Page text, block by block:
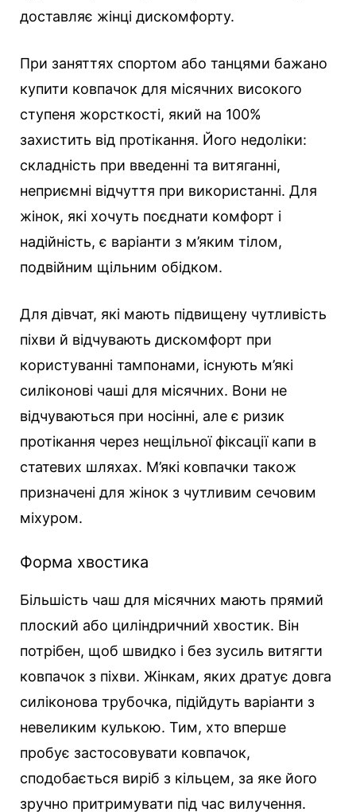
доставляє жінці дискомфорту.
При заняттях спортом або танцями бажано
купити ковпачок для місячних високого
ступеня жорсткості, який на 100%
захистить від протікання. Його недоліки:
складність при введенні та витяганні,
неприємні відчуття при використанні. Для
жінок, які хочуть поєднати комфорт і
надійність, є варіанти з м’яким тілом,
подвійним щільним обідком.
Для дівчат, які мають підвищену чутливість
піхви й відчувають дискомфорт при
користуванні тампонами, існують м’які
силіконові чаші для місячних. Вони не
відчуваються при носінні, але є ризик
протікання через нещільної фіксації капи в
статевих шляхах. М’які ковпачки також
призначені для жінок з чутливим сечовим
міхуром.
Форма хвостика
Більшість чаш для місячних мають прямий
плоский або циліндричний хвостик. Він
потрібен, щоб швидко і без зусиль витягти
ковпачок з піхви. Жінкам, яких дратує довга
силіконова трубочка, підійдуть варіанти з
невеликим кулькою. Тим, хто вперше
пробує застосовувати ковпачок,
сподобається виріб з кільцем, за яке його
зручно притримувати під час вилучення.